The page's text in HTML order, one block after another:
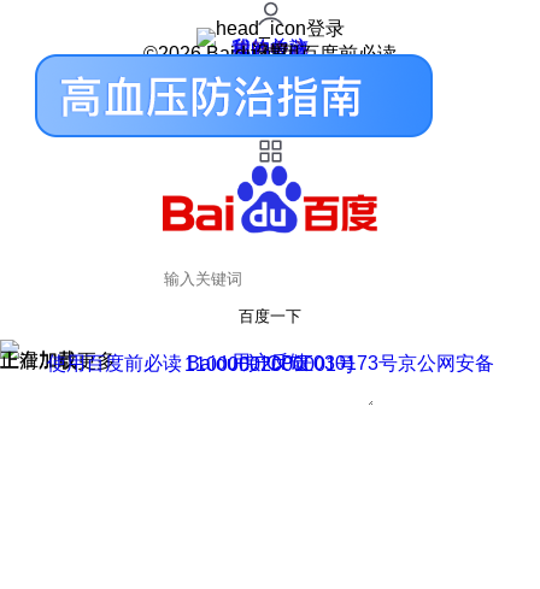
登录
我的关注
我的收藏
皮肤中心
用户反馈
设置
©2026 Baidu 使用百度前必读
百度一下
正在加载
上滑加载更多 用户反馈
使用百度前必读 Baidu 京ICP证030173号
京公网安备11000002000001号